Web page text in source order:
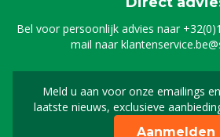
Bel voor persoonlijk advies naar
mail naar
Meld u aan voor onze emailings
laatste nieuws, exclusieve
Meld
Aanmelden